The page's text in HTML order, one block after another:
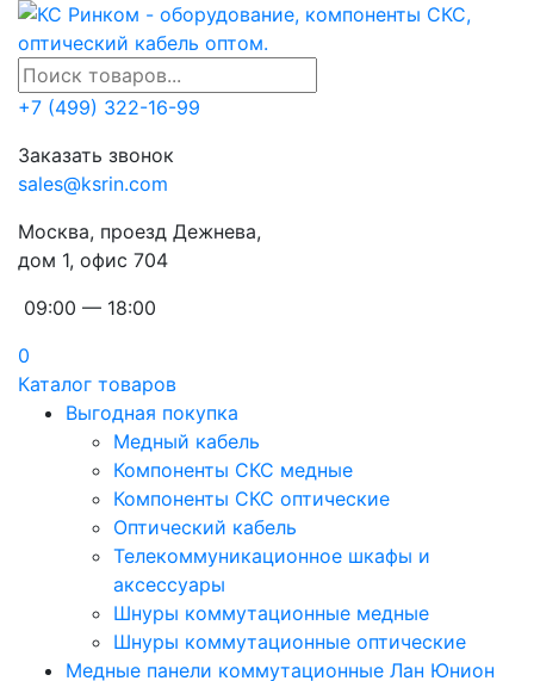
+7 (499) 322-16-99
Заказать звонок
sales@ksrin.com
Москва, проезд Дежнева,
дом 1, офис 704
09:00 — 18:00
0
Каталог товаров
Выгодная покупка
Медный кабель
Компоненты СКС медные
Компоненты СКС оптические
Оптический кабель
Телекоммуникационное шкафы и
аксессуары
Шнуры коммутационные медные
Шнуры коммутационные оптические
Медные панели коммутационные Лан Юнион